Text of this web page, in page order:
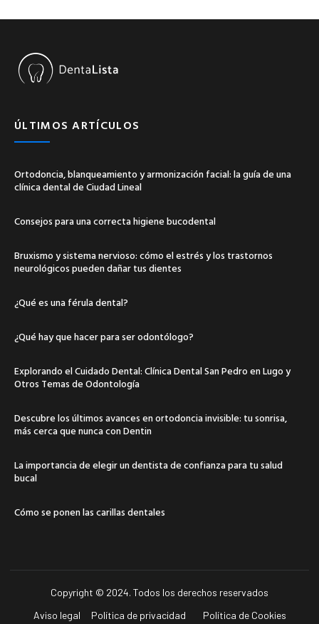
ÚLTIMOS ARTÍCULOS
Ortodoncia, blanqueamiento y armonización facial: la guía de una
clínica dental de Ciudad Lineal
Consejos para una correcta higiene bucodental
Bruxismo y sistema nervioso: cómo el estrés y los trastornos
neurológicos pueden dañar tus dientes
¿Qué es una férula dental?
¿Qué hay que hacer para ser odontólogo?
Explorando el Cuidado Dental: Clínica Dental San Pedro en Lugo y
Otros Temas de Odontología
Descubre los últimos avances en ortodoncia invisible: tu sonrisa,
más cerca que nunca con Dentin
La importancia de elegir un dentista de confianza para tu salud
bucal
Cómo se ponen las carillas dentales
Copyright © 2024. Todos los derechos reservados
Aviso legal
Política de privacidad Política de Cookies